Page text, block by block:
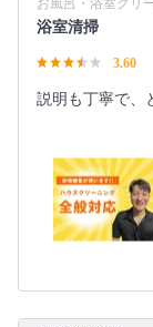
お風呂・浴室クリ
浴室清掃
3.60
説明も丁寧で、